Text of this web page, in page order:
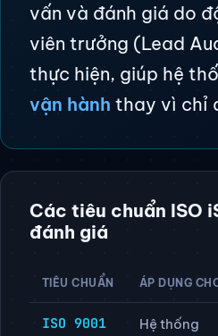
vấn và đánh giá do
viên trưởng (Lead
thực hiện, giúp hệ
vận hành thay vì chỉ
Các tiêu chuẩn ISO
đánh giá
TIÊU CHUẨN ÁP DỤNG
ISO 9001
Hệ thống